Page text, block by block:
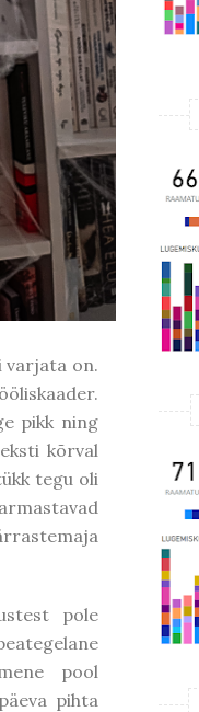
varjata on.
pikk ning
kõrval
tegu oli
pole
pool
pihta